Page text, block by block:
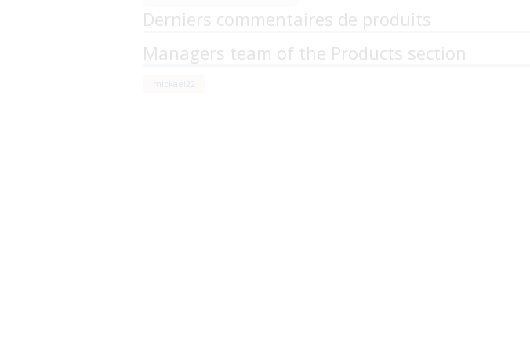
Derniers commentaires de produits
Managers team of the Products section
mickael22